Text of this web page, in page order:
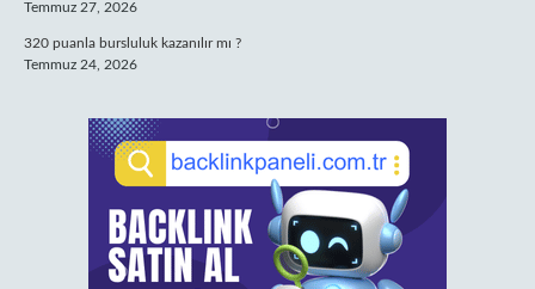
Temmuz 27, 2026
320 puanla bursluluk kazanılır mı ?
Temmuz 24, 2026